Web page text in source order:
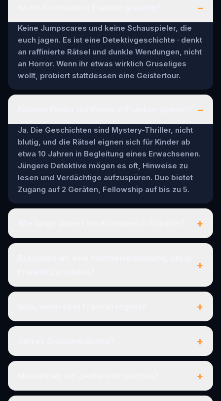
–
Keine Jumpscares und keine Schauspieler, die
euch jagen. Es ist eine Detektivgeschichte · denkt
an raffinierte Rätsel und dunkle Wendungen, nicht
an Horror. Wenn ihr etwas wirklich Gruseliges
wollt, probiert stattdessen eine Geistertour.
–
Ja. Die Geschichten sind Mystery-Thriller, nicht
blutig, und die Rätsel eignen sich für Kinder ab
etwa 10 Jahren in Begleitung eines Erwachsenen.
Jüngere Detektive mögen es oft, Hinweise zu
lesen und Verdächtige aufzuspüren. Duo bietet
Zugang auf 2 Geräten, Fellowship auf bis zu 5.
+
+
+
+
+